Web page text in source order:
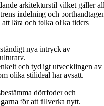
arkitekturstil vilket gäller
indelning och
lära och tolka olika tiders
nya intryck av
och tydligt utvecklingen av
olika stilideal har avsatt.
dörrfoder och
för att tillverka nytt.